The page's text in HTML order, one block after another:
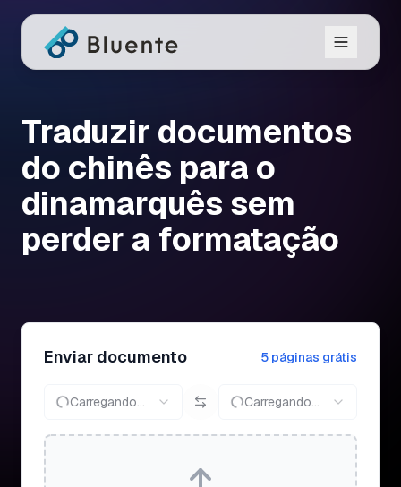
Traduzir documentos
do chinês para o
dinamarquês sem
perder a formatação
Enviar documento 5 páginas grátis
Carregando... Carregando...